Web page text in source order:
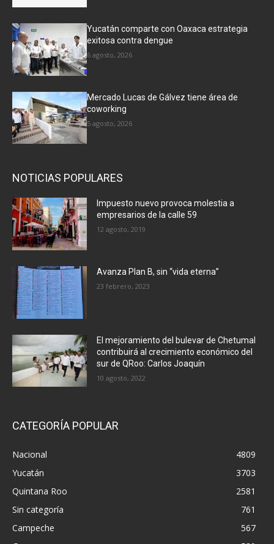
Yucatán comparte con Oaxaca estrategia
exitosa contra dengue
6 agosto, 2026
Mercado Lucas de Gálvez tiene área de
coworking
5 agosto, 2026
NOTICIAS POPULARES
Impuesto nuevo provoca molestia a
empresarios de la calle 59
12 agosto, 2019
Avanza Plan B, sin “vida eterna”
23 febrero, 2023
El mejoramiento del bulevar de Chetumal
contribuirá al crecimiento económico del
sur de QRoo: Carlos Joaquín
10 agosto, 2022
CATEGORÍA POPULAR
Nacional
4809
Yucatán
3703
Quintana Roo
2581
Sin categoría
761
Campeche
567